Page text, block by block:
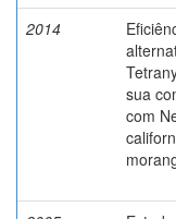
2014
sua
com